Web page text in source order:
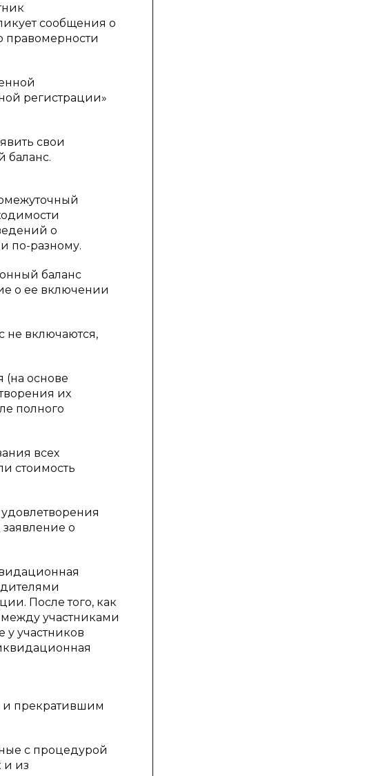
сообщения о
правомерности
регистрации»
свои
баланс.
о
по-разному.
баланс
о ее включении
не включаются,
(на основе
их
полного
всех
стоимость
о
После того, как
участниками
у участников
и прекратившим
с процедурой
и из